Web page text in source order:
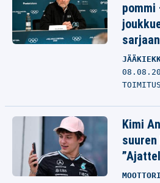
TOIMITUS
Kimi
suuren